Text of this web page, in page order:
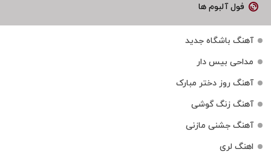
فول آلبوم ها
آهنگ باشگاه جدید
مداحی بیس دار
آهنگ روز دختر مبارک
آهنگ زنگ گوشی
آهنگ جشنی مازنی
اهنگ لری